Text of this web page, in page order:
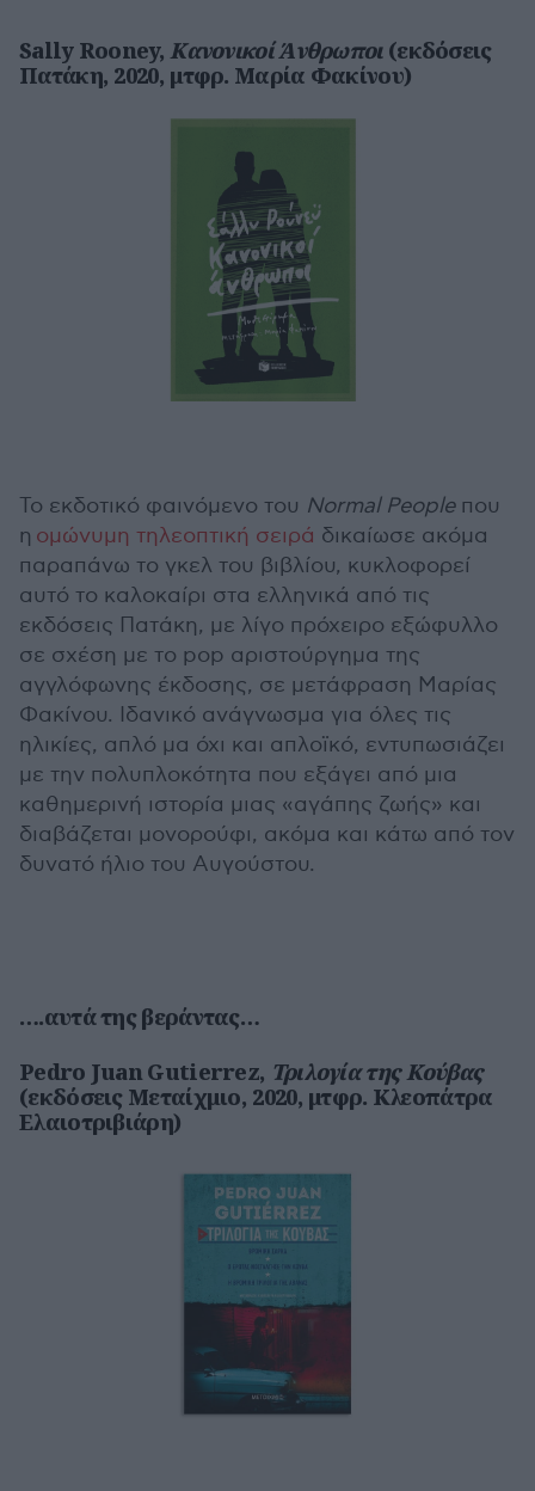
Sally Rooney,Κανονικοί Άνθρωποι (εκδόσεις
Πατάκη, 2020, μτφρ. Μαρία Φακίνου)
Το εκδοτικό φαινόμενο του Normal People που
η ομώνυμη τηλεοπτική σειρά δικαίωσε ακόμα
παραπάνω το γκελ του βιβλίου, κυκλοφορεί
αυτό το καλοκαίρι στα ελληνικά από τις
εκδόσεις Πατάκη, με λίγο πρόχειρο εξώφυλλο
σε σχέση με το pop αριστούργημα της
αγγλόφωνης έκδοσης, σε μετάφραση Μαρίας
Φακίνου. Ιδανικό ανάγνωσμα για όλες τις
ηλικίες, απλό μα όχι και απλοϊκό, εντυπωσιάζει
με την πολυπλοκότητα που εξάγει από μια
καθημερινή ιστορία μιας «αγάπης ζωής» και
διαβάζεται μονορούφι, ακόμα και κάτω από τον
δυνατό ήλιο του Αυγούστου.
….αυτά της βεράντας…
Pedro Juan Gutierrez, Τριλογία της Κούβας
(εκδόσεις Μεταίχμιο, 2020, μτφρ. Κλεοπάτρα
Ελαιοτριβιάρη)